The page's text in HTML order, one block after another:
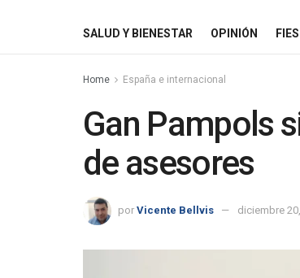
SALUD Y BIENESTAR OPINIÓN
Home España e internacional
Gan Pampols
de asesores
por Vicente Bellvis diciembre